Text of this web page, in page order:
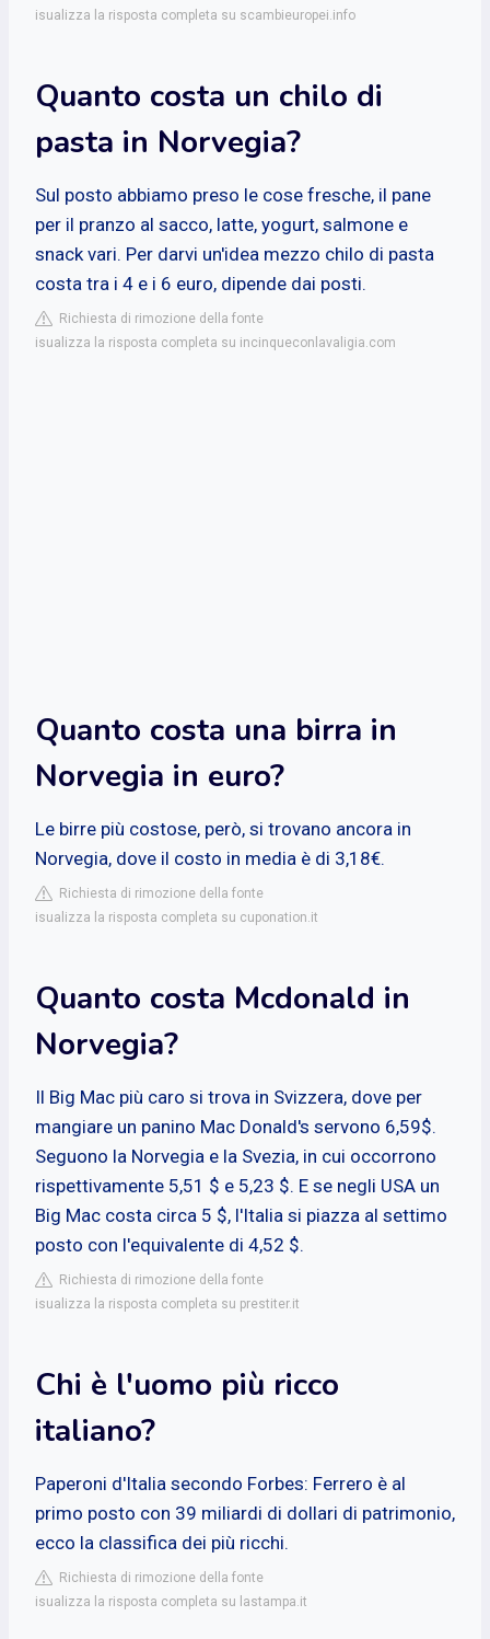
isualizza la risposta completa su scambieuropei.info
Quanto costa un chilo di
pasta in Norvegia?
Sul posto abbiamo preso le cose fresche, il pane
per il pranzo al sacco, latte, yogurt, salmone e
snack vari. Per darvi un'idea mezzo chilo di pasta
costa tra i 4 e i 6 euro, dipende dai posti.
Richiesta di rimozione della fonte
isualizza la risposta completa su incinqueconlavaligia.com
Quanto costa una birra in
Norvegia in euro?
Le birre più costose, però, si trovano ancora in
Norvegia, dove il costo in media è di 3,18€.
Richiesta di rimozione della fonte
isualizza la risposta completa su cuponation.it
Quanto costa Mcdonald in
Norvegia?
Il Big Mac più caro si trova in Svizzera, dove per
mangiare un panino Mac Donald's servono 6,59$.
Seguono la Norvegia e la Svezia, in cui occorrono
rispettivamente 5,51 $ e 5,23 $. E se negli USA un
Big Mac costa circa 5 $, l'Italia si piazza al settimo
posto con l'equivalente di 4,52 $.
Richiesta di rimozione della fonte
isualizza la risposta completa su prestiter.it
Chi è l'uomo più ricco
italiano?
Paperoni d'Italia secondo Forbes: Ferrero è al
primo posto con 39 miliardi di dollari di patrimonio,
ecco la classifica dei più ricchi.
Richiesta di rimozione della fonte
isualizza la risposta completa su lastampa.it